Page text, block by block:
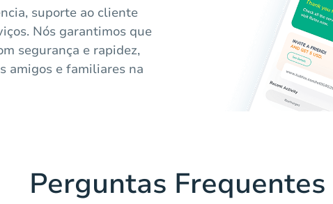
suporte ao cliente
Nós garantimos que
segurança e rapidez,
amigos e familiares na
Perguntas Frequentes